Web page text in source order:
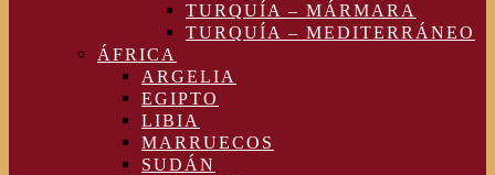
TURQUÍA – MÁRMARA
TURQUÍA – MEDITERRÁNEO
ÁFRICA
ARGELIA
EGIPTO
LIBIA
MARRUECOS
SUDÁN